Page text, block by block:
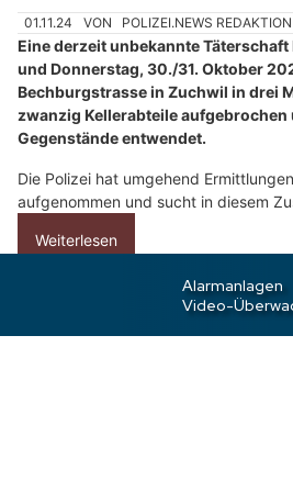
w
ä
h
l
e
n
S
i
b
01.11.24 VON POLIZEI.NEWS REDAKTION
Eine derzeit unbekannte
und Donnerstag, 30./31. Oktober
Bechburgstrasse in Zuchwil in drei
zwanzig Kellerabteile aufgebrochen
Gegenstände entwendet.
Die Polizei hat umgehend
aufgenommen und sucht in diesem
Weiterlesen
Stadt Schaffhausen SH: